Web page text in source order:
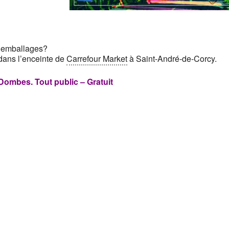
l’enceinte deCarrefour Marketà Saint-André-de-Corcy.
Tout public – Gratuit